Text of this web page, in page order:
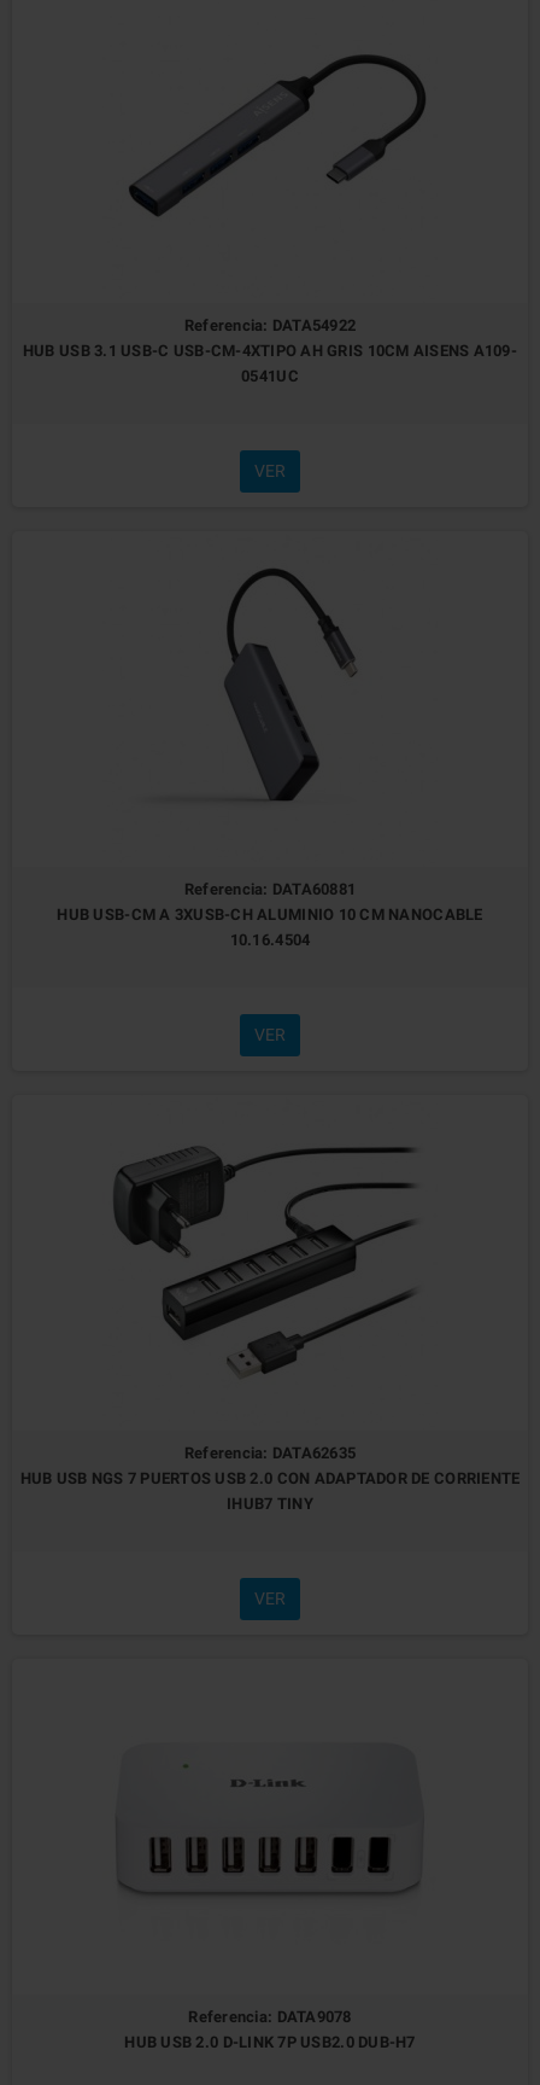
Referencia: DATA54922
HUB USB 3.1 USB-C USB-CM-4XTIPO AH GRIS 10CM AISENS A109-
0541UC
VER
Referencia: DATA60881
HUB USB-CM A 3XUSB-CH ALUMINIO 10 CM NANOCABLE
10.16.4504
VER
Referencia: DATA62635
HUB USB NGS 7 PUERTOS USB 2.0 CON ADAPTADOR DE CORRIENTE
IHUB7 TINY
VER
Referencia: DATA9078
HUB USB 2.0 D-LINK 7P USB2.0 DUB-H7